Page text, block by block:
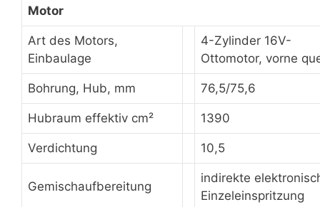
Motor
Art des Motors,
Einbaulage
4-Zylinder 16V-
Ottomotor, vorne
Bohrung, Hub, mm 76,5/75,6
Hubraum effektiv cm² 1390
Verdichtung 10,5
Gemischaufbereitung
indirekte
Einzeleinspritzung